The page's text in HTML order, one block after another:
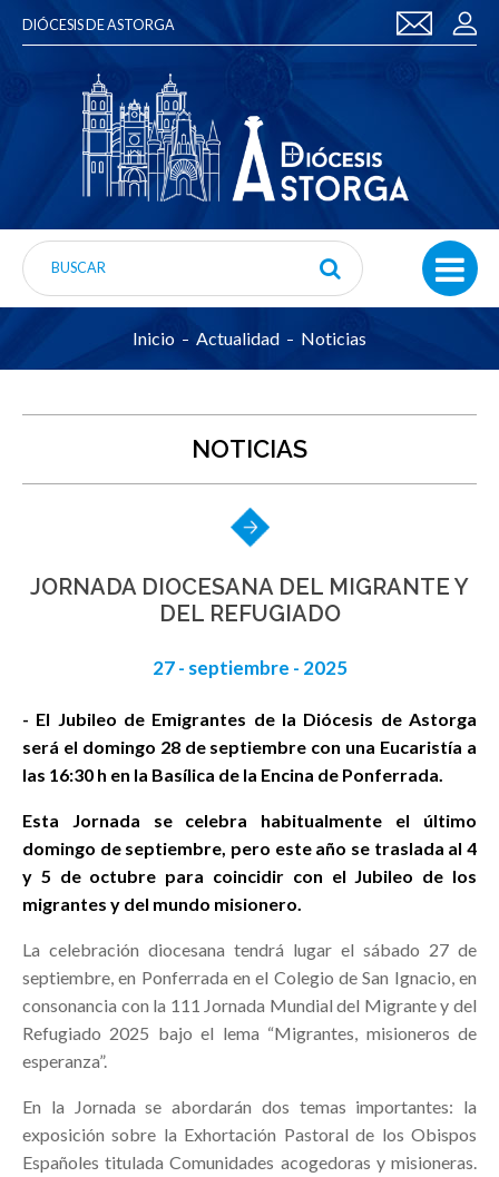
DIÓCESIS DE ASTORGA
Inicio Actualidad Noticias
NOTICIAS
JORNADA DIOCESANA DEL MIGRANTE Y
DEL REFUGIADO
27 - septiembre - 2025
- El Jubileo de Emigrantes de la Diócesis de Astorga
será el domingo 28 de septiembre con una Eucaristía a
las 16:30 h en la Basílica de la Encina de Ponferrada.
Esta Jornada se celebra habitualmente el último
domingo de septiembre, pero este año se traslada al 4
y 5 de octubre para coincidir con el Jubileo de los
migrantes y del mundo misionero.
La celebración diocesana tendrá lugar el sábado 27 de
septiembre, en Ponferrada en el Colegio de San Ignacio, en
consonancia con la 111 Jornada Mundial del Migrante y del
Refugiado 2025 bajo el lema “Migrantes, misioneros de
esperanza”.
En la Jornada se abordarán dos temas importantes: la
exposición sobre la Exhortación Pastoral de los Obispos
Españoles titulada Comunidades acogedoras y misioneras.